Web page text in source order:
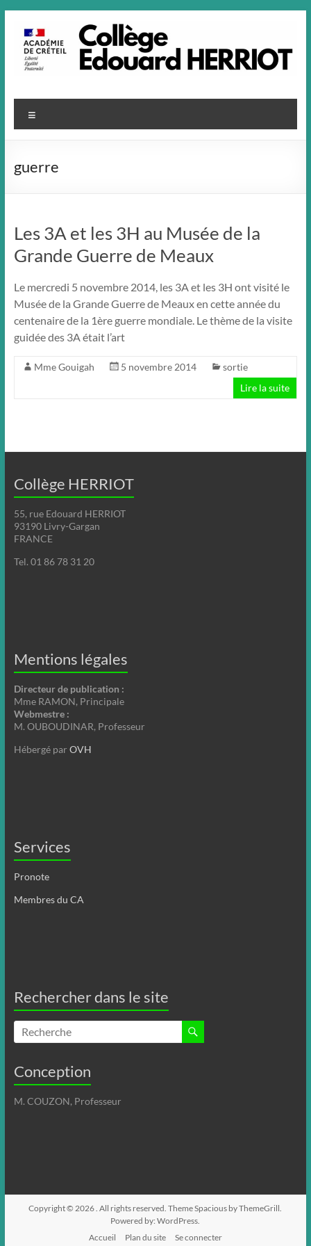
contenu
guerre
Les 3A et les 3H au Musée de la
Grande Guerre de Meaux
Le mercredi 5 novembre 2014, les 3A et les 3H ont visité le
Musée de la Grande Guerre de Meaux en cette année du
centenaire de la 1ère guerre mondiale. Le thème de la visite
guidée des 3A était l’art
Mme Gouigah 5 novembre 2014
sortie
Lire la suite
Collège HERRIOT
55, rue Edouard HERRIOT
93190 Livry-Gargan
FRANCE
Tel. 01 86 78 31 20
Mentions légales
Directeur de publication :
Mme RAMON, Principale
Webmestre :
M. OUBOUDINAR, Professeur
Hébergé par OVH
Services
Pronote
Membres du CA
Rechercher dans le site
Conception
M. COUZON, Professeur
Copyright © 2026 . All rights reserved. ThemeSpacious by ThemeGrill.
Powered by:WordPress
Accueil
Plan du site Se connecter